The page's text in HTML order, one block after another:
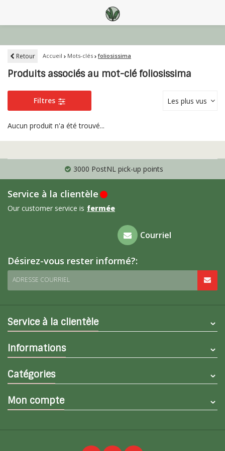
Retour Accueil Mots-clés foliosissima
Produits associés au mot-clé foliosissima
Filtres Les plus vus
Aucun produit n'a été trouvé...
3000 PostNL pick-up points
Service à la clientèle
Our customer service is fermée
Foire aux
questions
Courriel
Désirez-vous rester informé?:
ADRESSE COURRIEL
Service à la clientèle
Informations
Catégories
Mon compte